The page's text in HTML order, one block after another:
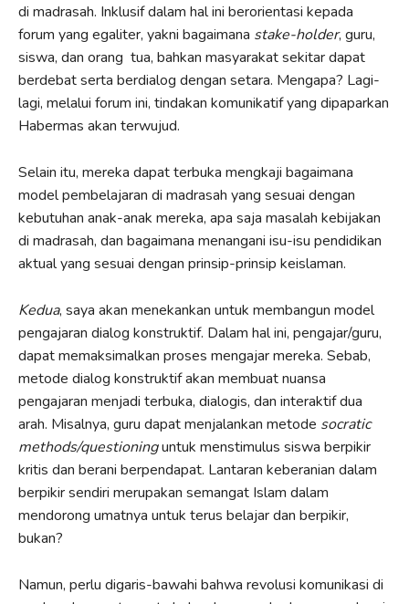
di madrasah. Inklusif dalam hal ini berorientasi kepada
forum yang egaliter, yakni bagaimana stake-holder, guru,
siswa, dan orang tua, bahkan masyarakat sekitar dapat
berdebat serta berdialog dengan setara. Mengapa? Lagi-
lagi, melalui forum ini, tindakan komunikatif yang dipaparkan
Habermas akan terwujud.
Selain itu, mereka dapat terbuka mengkaji bagaimana
model pembelajaran di madrasah yang sesuai dengan
kebutuhan anak-anak mereka, apa saja masalah kebijakan
di madrasah, dan bagaimana menangani isu-isu pendidikan
aktual yang sesuai dengan prinsip-prinsip keislaman.
Kedua, saya akan menekankan untuk membangun model
pengajaran dialog konstruktif. Dalam hal ini, pengajar/guru,
dapat memaksimalkan proses mengajar mereka. Sebab,
metode dialog konstruktif akan membuat nuansa
pengajaran menjadi terbuka, dialogis, dan interaktif dua
arah. Misalnya, guru dapat menjalankan metode socratic
methods/questioninguntuk menstimulus siswa berpikir
kritis dan berani berpendapat. Lantaran keberanian dalam
berpikir sendiri merupakan semangat Islam dalam
mendorong umatnya untuk terus belajar dan berpikir,
bukan?
Namun, perlu digaris-bawahi bahwa revolusi komunikasi di